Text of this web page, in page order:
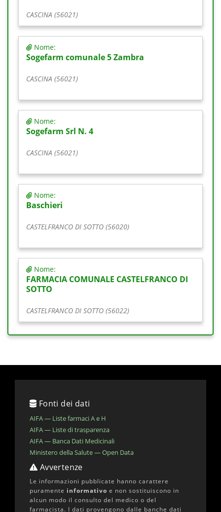
CASCINA (56021)
Nome:
Sogefarm comunale 5 Zambra
CASCINA (56021)
Nome:
Sogefarm Srl N. 4
CASCINA (56021)
Nome:
Baschieri
CASTELFRANCO DI SOTTO (56020)
Nome:
FARMACIA COMUNALE CASTELFRANCO DI
SOTTO
CASTELFRANCO DI SOTTO (56022)
Fonti dei dati
AIFA — Liste farmaci A e H
AIFA — Liste di trasparenza
AIFA — Banca Dati Medicinali
Ministero della Salute — Open Data
Avvertenze
Le informazioni pubblicate hanno carattere
puramente informativo e non sostituiscono in
alcun modo il consulto del medico o del
farmacista. I dati provengono dalle banche dati